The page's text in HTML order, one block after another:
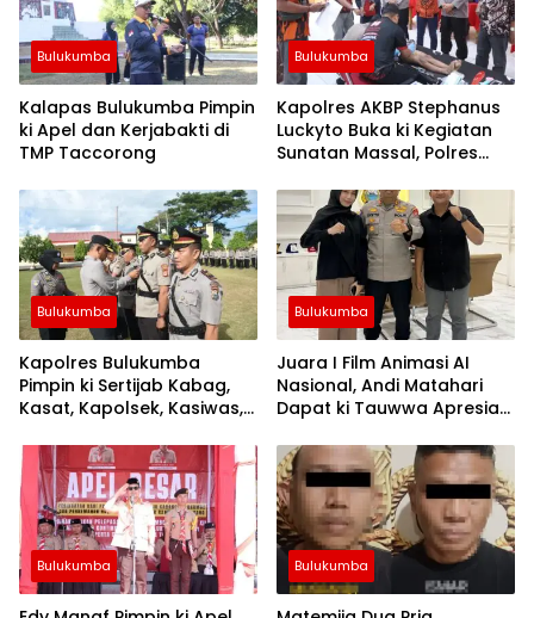
Bulukumba
Kalapas Bulukumba Pimpin
ki Apel dan Kerjabakti di
TMP Taccorong
Bulukumba
Kapolres AKBP Stephanus
Luckyto Buka ki Kegiatan
Sunatan Massal, Polres
dengan Pemuda Pancasila
Bulukumba
Kapolres Bulukumba
Pimpin ki Sertijab Kabag,
Kasat, Kapolsek, Kasiwas,
Bulukumba
Juara I Film Animasi AI
Nasional, Andi Matahari
Dapat ki Tauwwa Apresiasi
Bulukumba Bulukumba